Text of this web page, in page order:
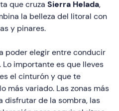
que cruza Sierra Helada,
la belleza del litoral con
y pinares.
poder elegir entre conducir
importante es que lleves
el cinturón y que te
más variado. Las zonas más
disfrutar de la sombra, las